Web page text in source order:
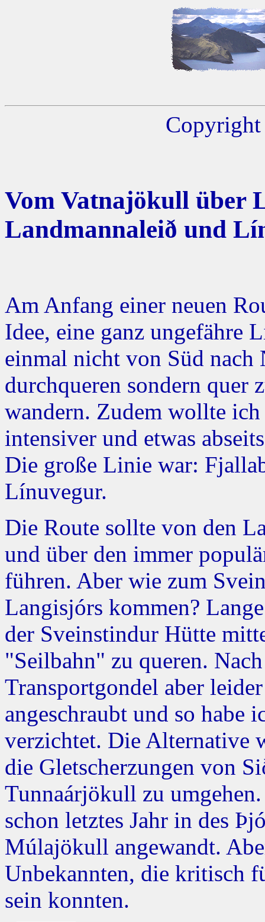
Vom Vatnajökull über
Landmannaleið und
Am Anfang einer neuen
Idee, eine ganz ungefähre
einmal nicht von Süd nach
durchqueren sondern quer
wandern. Zudem wollte
intensiver und etwas
Die große Linie war:
Línuvegur.
Die Route sollte von den
und über den immer
führen. Aber wie zum
Langisjórs kommen?
der Sveinstindur Hütte
"Seilbahn" zu queren.
Transportgondel aber
angeschraubt und so habe
verzichtet. Die Alternative
die Gletscherzungen von
Tunnaárjökull zu
schon letztes Jahr in des
Múlajökull angewandt.
Unbekannten, die kritisch
sein konnten.